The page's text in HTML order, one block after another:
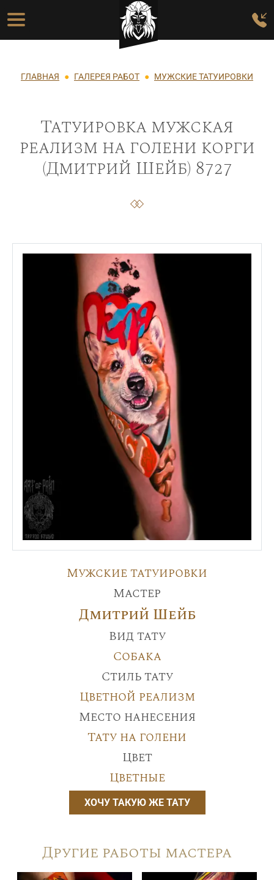
Перейти к основному содержанию
Основная навигация
Строка навигации
ГЛАВНАЯ ГАЛЕРЕЯ РАБОТ МУЖСКИЕ ТАТУИРОВКИ
Татуировка мужская
реализм на голени корги
(Дмитрий Шейб) 8727
Мужские татуировки
Мастер
Дмитрий Шейб
Вид тату
Собака
Стиль тату
Цветной реализм
Место нанесения
Тату на голени
Цвет
Цветные
ХОЧУ ТАКУЮ ЖЕ ТАТУ
Другие работы мастера